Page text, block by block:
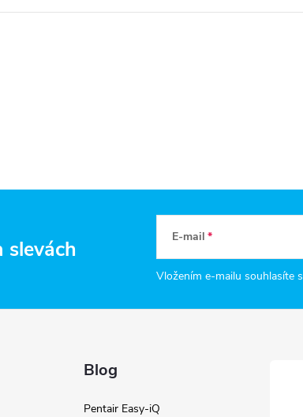
slevách E-mail
Vložením e-mailu souhlasíte s
Blog
Pentair Easy-iQ